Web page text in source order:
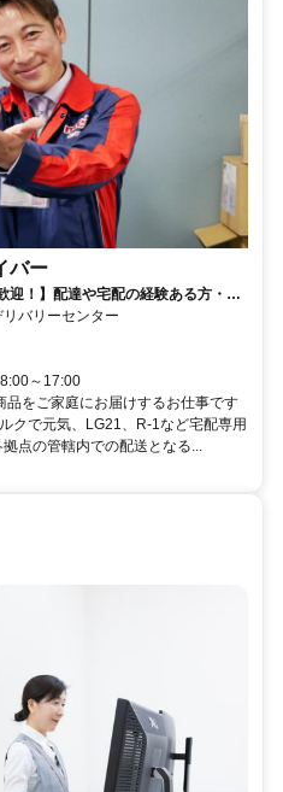
バー
迎！】配達や宅配の経験ある方・好
バリーセンター
～17:00
品をご家庭にお届けするお仕事です
クで元気、LG21、R-1など宅配専用
点の管轄内での配送となる...